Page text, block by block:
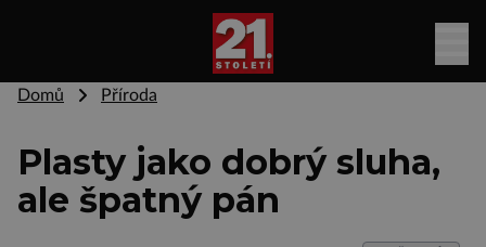
Domů Příroda
Plasty jako dobrý sluha,
ale špatný pán